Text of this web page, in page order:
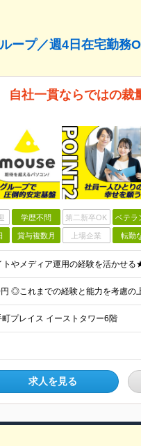
ープ／週4日在宅勤務
自社一貫ならではの裁
学歴不問 第二新卒OK ベテラ
賞与複数月 上場企業 転勤
プレイス イーストタワー6階
求人を見る